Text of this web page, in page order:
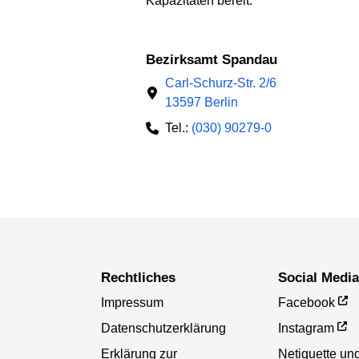
Bezirksamt Spandau
Carl-Schurz-Str. 2/6
13597 Berlin
Tel.: (030) 90279-0
Rechtliches
Impressum
Datenschutzerklärung
Erklärung zur
Social Media
Facebook
Instagram
Netiquette